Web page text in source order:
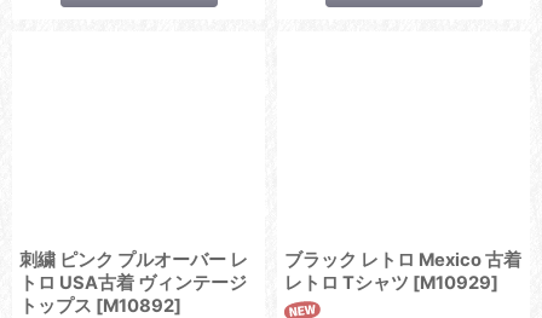
刺繍 ピンク プルオーバー レ
トロ USA古着 ヴィンテージ
トップス [M10892]
ブラック レトロ Mexico 古着
レトロ Tシャツ [M10929]